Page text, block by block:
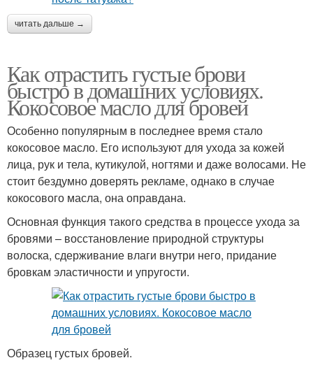
читать дальше →
Как отрастить густые брови
быстро в домашних условиях.
Кокосовое масло для бровей
Особенно популярным в последнее время стало
кокосовое масло. Его используют для ухода за кожей
лица, рук и тела, кутикулой, ногтями и даже волосами. Не
стоит бездумно доверять рекламе, однако в случае
кокосового масла, она оправдана.
Основная функция такого средства в процессе ухода за
бровями – восстановление природной структуры
волоска, сдерживание влаги внутри него, придание
бровкам эластичности и упругости.
Образец густых бровей.